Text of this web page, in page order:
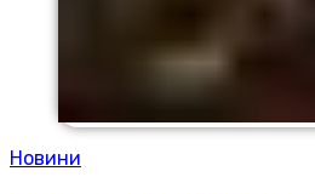
Новини